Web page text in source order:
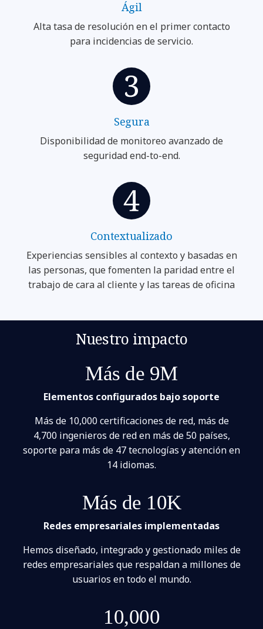
Ágil
Alta tasa de resolución en el primer contacto
para incidencias de servicio.
Segura
Disponibilidad de monitoreo avanzado de
seguridad end-to-end.
Contextualizado
Experiencias sensibles al contexto y basadas en
las personas, que fomenten la paridad entre el
trabajo de cara al cliente y las tareas de oficina
Nuestro impacto
Más de 9M
Elementos configurados bajo soporte
Más de 10,000 certificaciones de red, más de
4,700 ingenieros de red en más de 50 países,
soporte para más de 47 tecnologías y atención en
14 idiomas.
Más de 10K
Redes empresariales implementadas
Hemos diseñado, integrado y gestionado miles de
redes empresariales que respaldan a millones de
usuarios en todo el mundo.
10,000